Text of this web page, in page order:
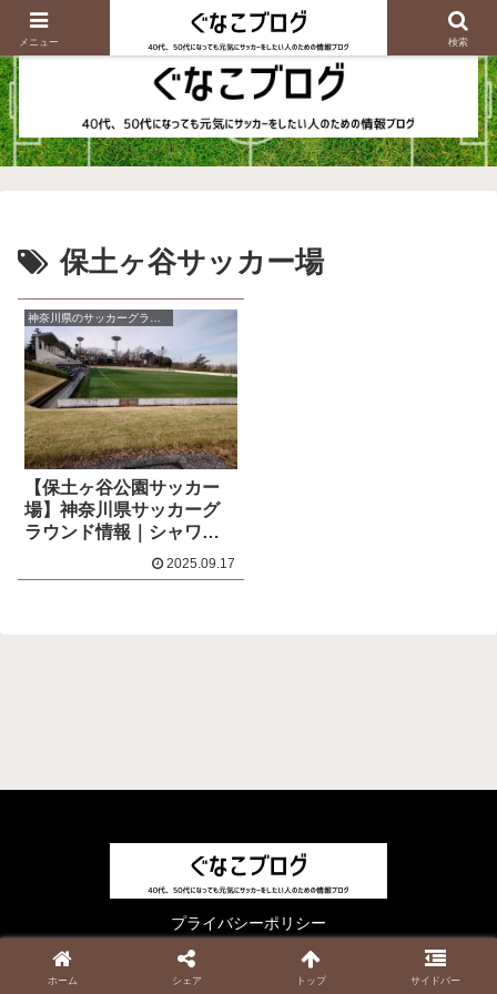
保土ヶ谷サッカー場
神奈川県のサッカーグラウンド情報
【保土ヶ谷公園サッカー
場】神奈川県サッカーグ
ラウンド情報｜シャワー
や駐車場はある？
2025.09.17
プライバシーポリシー
© 2023 ぐなこブログ.
メニュー 検索
ホーム シェア トップ サイドバー